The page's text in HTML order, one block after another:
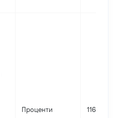
Проценти 1167